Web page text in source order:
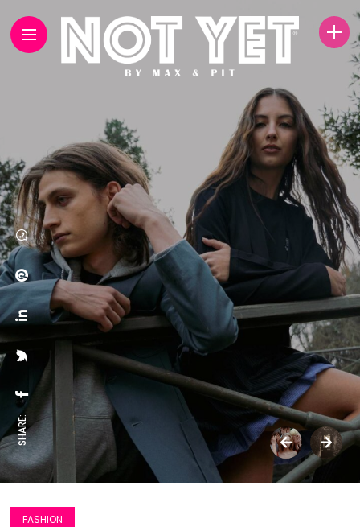
SHARE:
FASHION